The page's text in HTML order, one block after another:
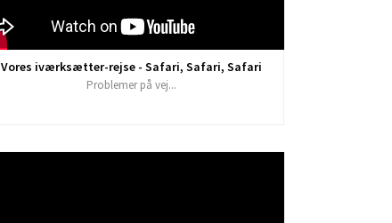
Vores iværksætter-rejse - Safari, Safari, Safari
Problemer på vej...